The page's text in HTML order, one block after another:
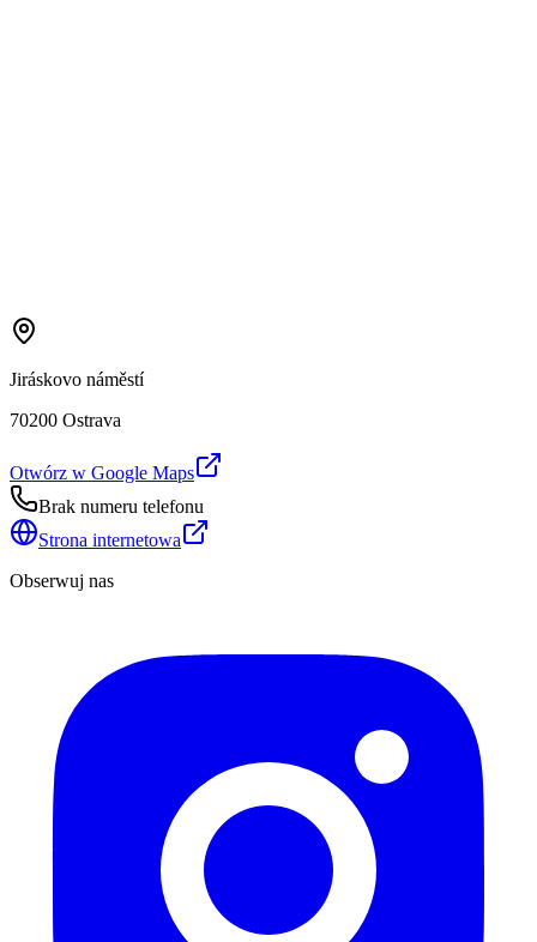
Jiráskovo náměstí
70200 Ostrava
Otwórz w Google Maps
Brak numeru telefonu
Strona internetowa
Obserwuj nas